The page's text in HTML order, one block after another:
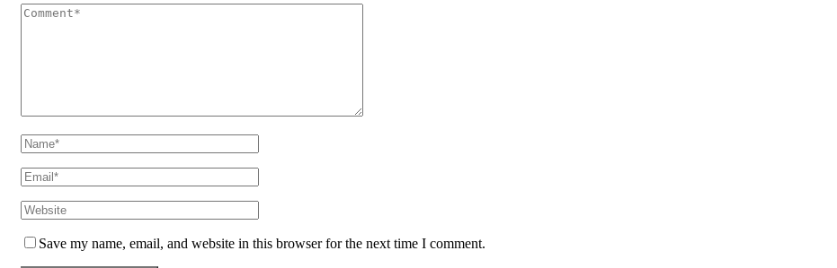
Save my name, email, and website in this browser for the next time I comment.